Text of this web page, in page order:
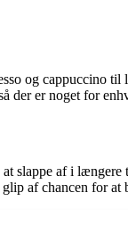
og cappuccino
der er noget for
slappe af i
af chancen for at